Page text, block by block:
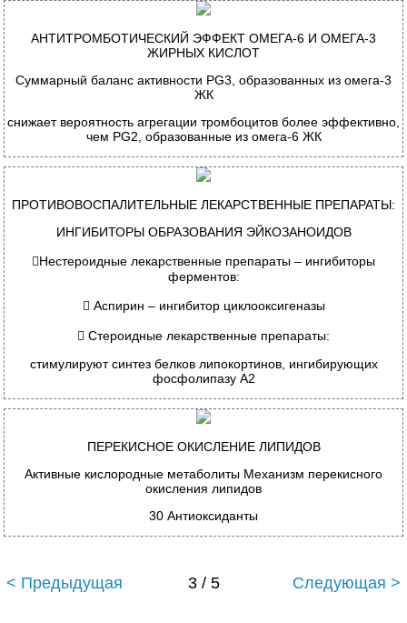
АНТИТРОМБОТИЧЕСКИЙ ЭФФЕКТ ОМЕГА-6 И ОМЕГА-3
ЖИРНЫХ КИСЛОТ
Суммарный баланс активности PG3, образованных из омега-3
ЖК
снижает вероятность агрегации тромбоцитов более эффективно,
чем PG2, образованные из омега-6 ЖК
ПРОТИВОВОСПАЛИТЕЛЬНЫЕ ЛЕКАРСТВЕННЫЕ ПРЕПАРАТЫ:
ИНГИБИТОРЫ ОБРАЗОВАНИЯ ЭЙКОЗАНОИДОВ
Нестероидные лекарственные препараты – ингибиторы
ферментов:
 Аспирин – ингибитор циклооксигеназы
 Стероидные лекарственные препараты:
стимулируют синтез белков липокортинов, ингибирующих
фосфолипазу А2
ПЕРЕКИСНОЕ ОКИСЛЕНИЕ ЛИПИДОВ
Активные кислородные метаболиты Механизм перекисного
окисления липидов
30 Антиоксиданты
< Предыдущая 3 / 5 Следующая >